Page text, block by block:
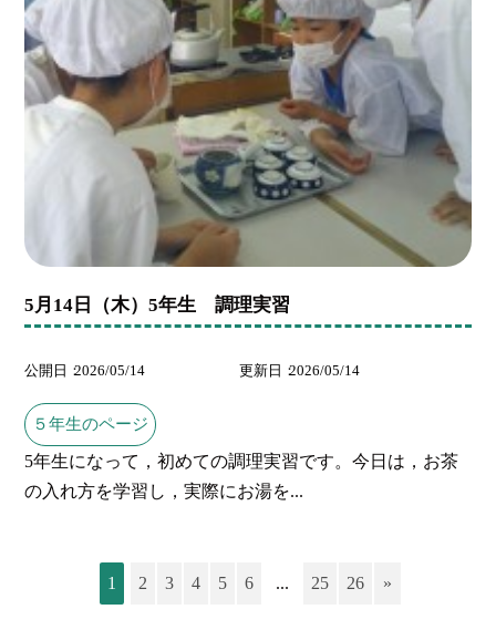
5月14日（木）5年生 調理実習
公開日 2026/05/14 更新日 2026/05/14
５年生のページ
5年生になって，初めての調理実習です。今日は，お茶
の入れ方を学習し，実際にお湯を...
1 2 3 4 5 6 ... 25 26 »